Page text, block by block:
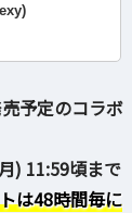
予定のコラボ
) 11:59頃まで
は48時間毎に